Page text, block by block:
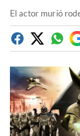
El actor murió
FacebookTwitter